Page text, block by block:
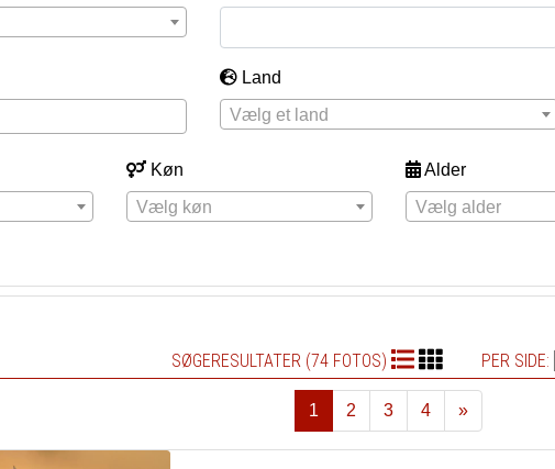
Land
Vælg et land
Køn
Vælg køn
Alder
Vælg alder
SØGERESULTATER (74 FOTOS) PER SIDE:
1 2 3 4
»
Næste